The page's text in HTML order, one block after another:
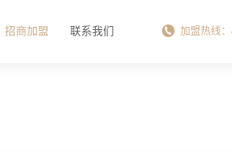
加盟热线：
招商加盟 联系我们